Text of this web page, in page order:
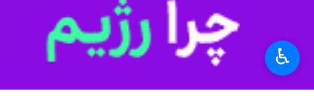
افزایش برداشت گاز
تهران- ایرنا- مجری
آغاز تعمیرات
♿︎